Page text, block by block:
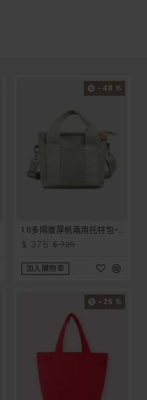
-48 %
1.0多隔層厚帆兩用托特包-多色
$ 375 $ 725
加入購物車
-25 %